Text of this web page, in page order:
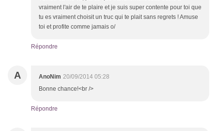
vraiment l'air de te plaire et je suis super contente pour toi que
tu es vraiment choisit un truc qui te plait sans regrets ! Amuse
toi et profite comme jamais o/
Répondre
A AnoNim 20/09/2014 05:28
Bonne chance!<br />
Répondre